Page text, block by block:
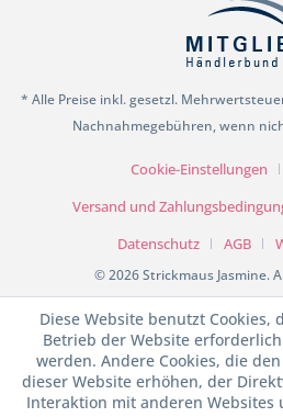
* Alle Preise inkl. gesetzl.
Nachnahmegebühren, wenn
Cookie-Einstellungen
Versand und
Datenschutz
AGB
© 2026 Strickmaus Jasmine.
Diese Website benutzt Cookies,
Betrieb der Website
werden. Andere Cookies, die
dieser Website erhöhen, der
Interaktion mit anderen Websites